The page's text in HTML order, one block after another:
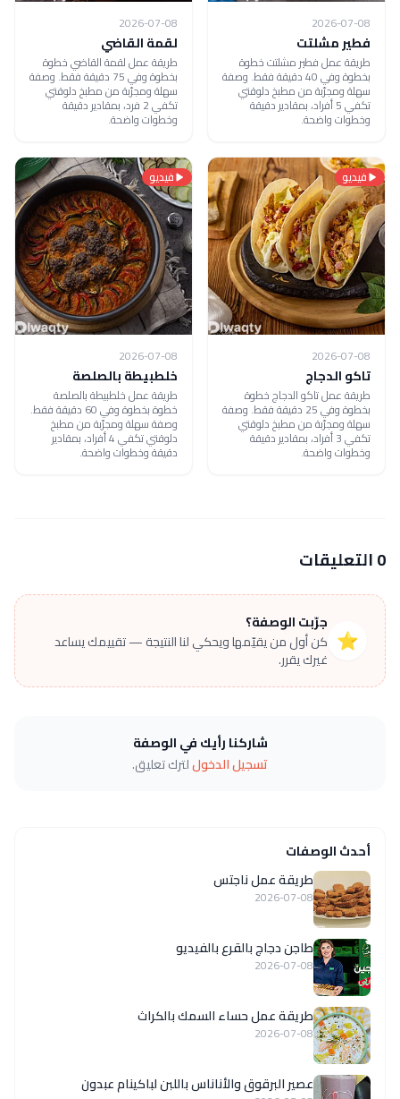
2026-07-08
فطير مشلتت
طريقة عمل فطير مشلتت خطوة
بخطوة وفي 40 دقيقة فقط. وصفة
سهلة ومجرّبة من مطبخ دلوقتي
تكفي 5 أفراد، بمقادير دقيقة
وخطوات واضحة.
2026-07-08
لقمة القاضي
طريقة عمل لقمة القاضي خطوة
بخطوة وفي 75 دقيقة فقط. وصفة
سهلة ومجرّبة من مطبخ دلوقتي
تكفي 2 فرد، بمقادير دقيقة
وخطوات واضحة.
فيديو
2026-07-08
تاكو الدجاج
طريقة عمل تاكو الدجاج خطوة
بخطوة وفي 25 دقيقة فقط. وصفة
سهلة ومجرّبة من مطبخ دلوقتي
تكفي 3 أفراد، بمقادير دقيقة
وخطوات واضحة.
فيديو
2026-07-08
خلطبيطة بالصلصة
طريقة عمل خلطبيطة بالصلصة
خطوة بخطوة وفي 60 دقيقة فقط.
وصفة سهلة ومجرّبة من مطبخ
دلوقتي تكفي 4 أفراد، بمقادير
دقيقة وخطوات واضحة.
0 التعليقات
⭐
جرّبت الوصفة؟
كن أول من يقيّمها ويحكي لنا النتيجة — تقييمك يساعد
غيرك يقرر.
شاركنا رأيك في الوصفة
تسجيل الدخوللترك تعليق.
أحدث الوصفات
طريقة عمل ناجتس
2026-07-08
طاجن دجاج بالقرع بالفيديو
2026-07-08
طريقة عمل حساء السمك بالكراث
2026-07-08
عصير البرقوق والأناناس باللبن لباكينام عبدون